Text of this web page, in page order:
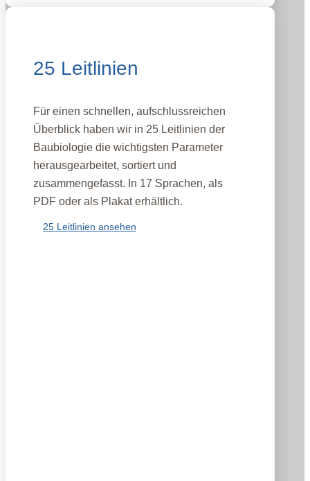
25 Leitlinien
Für einen schnellen, aufschlussreichen
Überblick haben wir in 25 Leitlinien der
Baubiologie die wichtigsten Parameter
herausgearbeitet, sortiert und
zusammengefasst. In 17 Sprachen, als
PDF oder als Plakat erhältlich.
25 Leitlinien ansehen